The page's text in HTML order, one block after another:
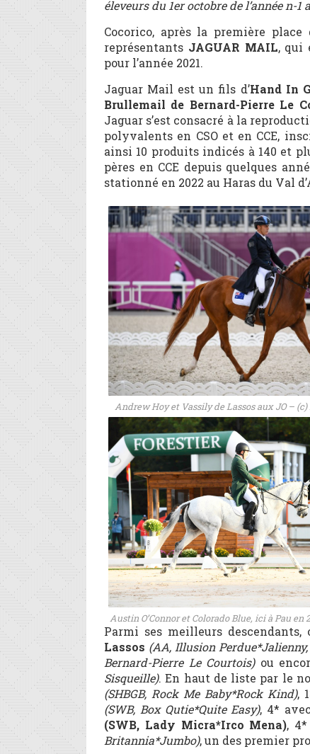
éleveurs du 1er octobre de l’année n-1
Cocorico, après la première
représentants JAGUAR MAIL, qui
pour l’année 2021.
Jaguar Mail est un fils d’Hand In
Brullemail de Bernard-Pierre Le
Jaguar s’est consacré à la
polyvalents en CSO et en CCE,
ainsi 10 produits indicés à 140 et
pères en CCE depuis quelques
stationné en 2022 au Haras du Val
Andrew Hoy et Vassily de Lassos aux JO –
Austin O’Connor et Colorado Blue, ici à Pau en
Parmi ses meilleurs
Lassos (AA, Illusion
Bernard-Pierre Le Courtois)ou
Sisqueille). En haut de liste par le
(SHBGB, Rock Me Baby*Rock Kind),
(SWB, Box Qutie*Quite Easy), 4*
(SWB, Lady Micra*Irco Mena),
Britannia*Jumbo), un des premier